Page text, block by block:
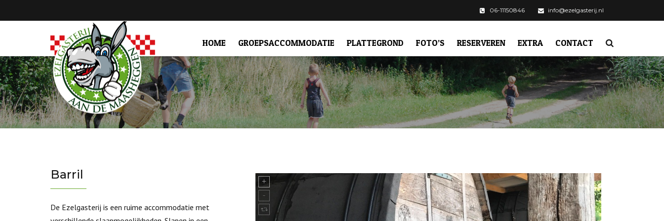
06-11150846 info@ezelgasterij.nl
HOME GROEPSACCOMMODATIE
WOONKAMER MET KEUKEN
SLAPEN
SANITAIR
PLATTEGROND FOTO’S RESERVEREN
ALGEMENE VOORWAARDEN
EXTRA
CAMPERPLEK DE
MAASHEGGEN
OMGEVING
VERGADERARRANGEMENT
CONTACT
Barril
De Ezelgasterij is een ruime accommodatie met